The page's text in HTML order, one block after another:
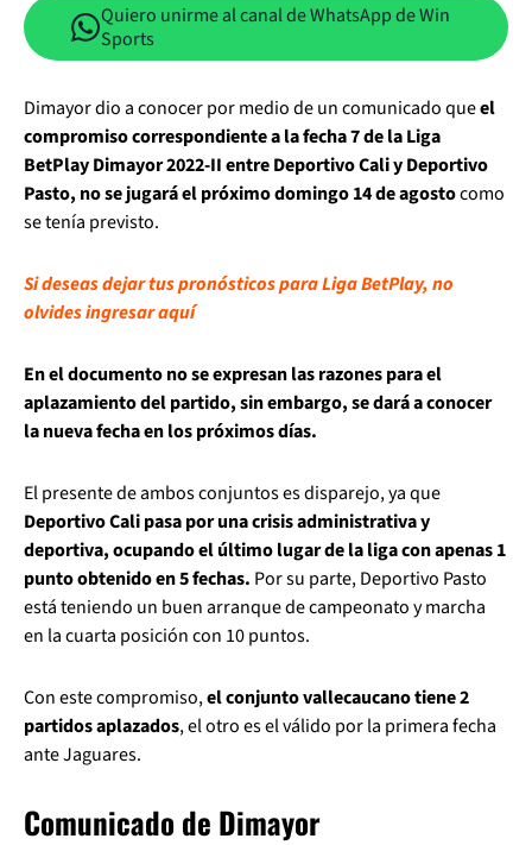
Quiero unirme al canal de WhatsApp de Win
Sports
Dimayor dio a conocer por medio de un comunicado queel
compromiso correspondiente a la fecha 7 de la Liga
BetPlay Dimayor 2022-II entre Deportivo Cali y Deportivo
Pasto, no se jugará el próximo domingo 14 de agostocomo
se tenía previsto.
Si deseas dejar tus pronósticos para Liga BetPlay, no
olvides ingresar aquí
En el documento no se expresan las razones para el
aplazamiento del partido, sin embargo, se dará a conocer
la nueva fecha en los próximos días.
El presente de ambos conjuntos es disparejo, ya que
Deportivo Cali pasa por una crisis administrativa y
deportiva, ocupando el último lugar de la liga con apenas 1
punto obtenido en 5 fechas. Por su parte, Deportivo Pasto
está teniendo un buen arranque de campeonato y marcha
en la cuarta posición con 10 puntos.
Con este compromiso,el conjunto vallecaucano tiene 2
partidos aplazados, el otro es el válido por la primera fecha
ante Jaguares.
Comunicado de Dimayor